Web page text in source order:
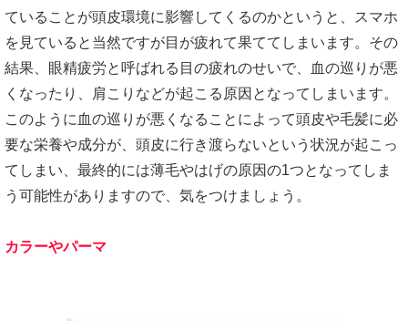
ていることが頭皮環境に影響してくるのかというと、スマホ
を見ていると当然ですが目が疲れて果ててしまいます。その
結果、眼精疲労と呼ばれる目の疲れのせいで、血の巡りが悪
くなったり、肩こりなどが起こる原因となってしまいます。
このように血の巡りが悪くなることによって頭皮や毛髪に必
要な栄養や成分が、頭皮に行き渡らないという状況が起こっ
てしまい、最終的には薄毛やはげの原因の1つとなってしま
う可能性がありますので、気をつけましょう。
カラーやパーマ